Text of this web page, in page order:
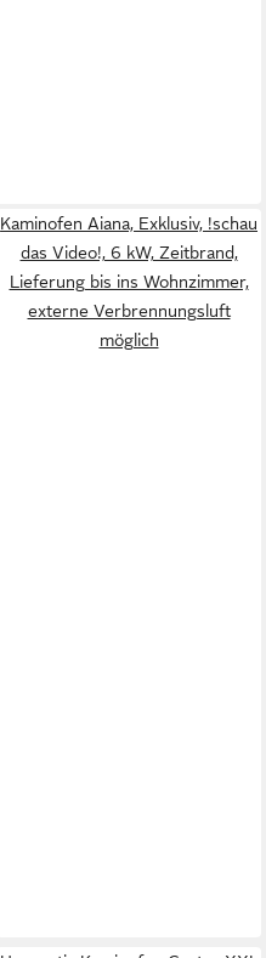
Kaminofen Aiana, Exklusiv, !schau
das Video!, 6 kW, Zeitbrand,
Lieferung bis ins Wohnzimmer,
externe Verbrennungsluft
möglich